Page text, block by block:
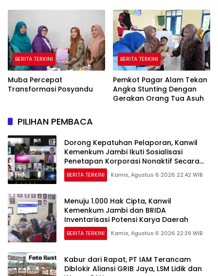
Warga
BERITA TERKINI
Muba Percepat
Transformasi Posyandu
BERITA TERKINI
Pemkot Pagar Alam Tekan
Angka Stunting Dengan
Gerakan Orang Tua Asuh
PILIHAN PEMBACA
Dorong Kepatuhan Pelaporan, Kanwil
Kemenkum Jambi Ikuti Sosialisasi
Penetapan Korporasi Nonaktif Secara
Administratif
BERITA TERKINI Kamis, Agustus 6 2026 22:42 WIB
Menuju 1.000 Hak Cipta, Kanwil
Kemenkum Jambi dan BRIDA
Inventarisasi Potensi Karya Daerah
BERITA TERKINI Kamis, Agustus 6 2026 22:39 WIB
Kabur dari Rapat, PT IAM Terancam
Diblokir Aliansi GRIB Jaya, LSM Lidik dan